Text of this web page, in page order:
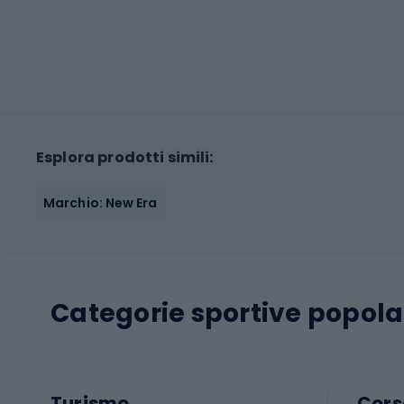
Esplora prodotti simili:
Marchio: New Era
Categorie sportive